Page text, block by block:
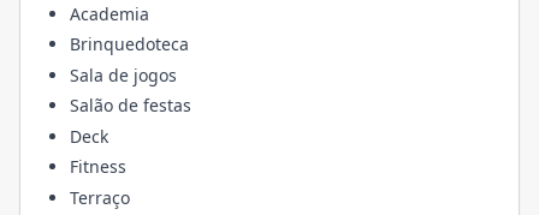
Academia
Brinquedoteca
Sala de jogos
Salão de festas
Deck
Fitness
Terraço